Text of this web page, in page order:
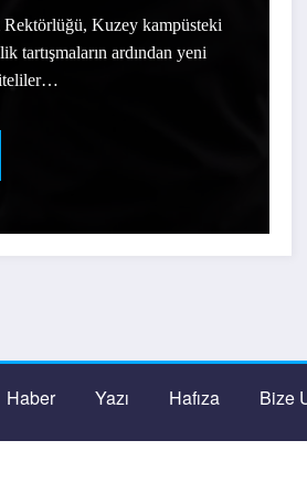
Kuzey kampüsteki
tartışmaların ardından yeni
Haber Yazı Hafıza Bize